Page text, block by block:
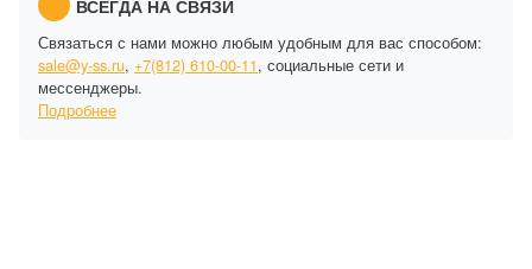
ВСЕГДА НА СВЯЗИ
Связаться с нами можно любым удобным для вас способом:
sale@y-ss.ru, +7(812) 610-00-11, социальные сети и
мессенджеры.
Подробнее